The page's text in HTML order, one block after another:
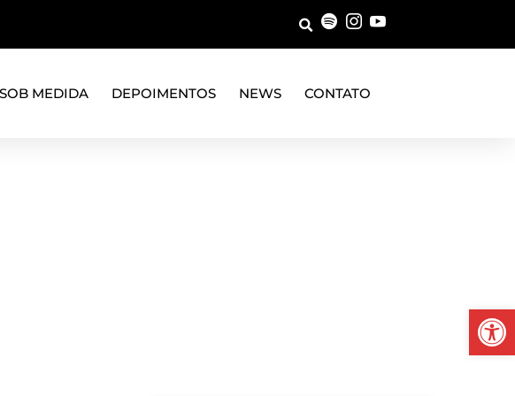
MEDIDA DEPOIMENTOS NEWS CONTATO
Abrir